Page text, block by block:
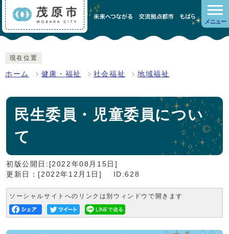
メニュー
現在位置
ホーム 健康・福祉 社会福祉 地域福祉
民生委員・児童委員につい
て
初版公開日:[2022年08月15日]
更新日：[2022年12月1日]
ID:628
ソーシャルサイトへのリンクは別ウィンドウで開きます